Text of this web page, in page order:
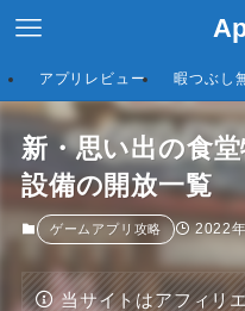
アプリレビュー 暇つぶし
新・思い出の食
設備の開放一覧
ゲームアプリ攻略 2022
当サイトはアフィリ